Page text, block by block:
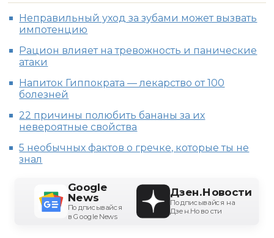
Неправильный уход за зубами может вызвать
импотенцию
Рацион влияет на тревожность и панические
атаки
Напиток Гиппократа — лекарство от 100
болезней
22 причины полюбить бананы за их
невероятные свойства
5 необычных фактов о гречке, которые ты не
знал
Google
News
Подписывайся
в Google News
Дзен.Новости
Подписывайся на
Дзен.Новости